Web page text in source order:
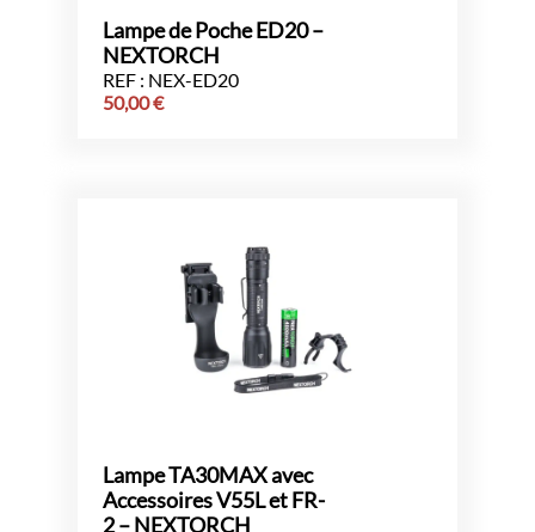
Lampe de Poche ED20 –
NEXTORCH
REF : NEX-ED20
50,00€
Lampe TA30MAX avec
Accessoires V55L et FR-
2 – NEXTORCH